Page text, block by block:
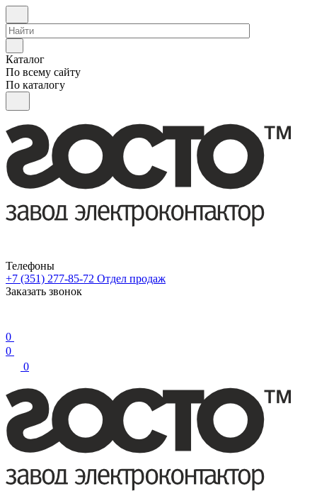
Каталог
По всему сайту
По каталогу
Телефоны
+7 (351) 277-85-72 Отдел продаж
Заказать звонок
0
0
0